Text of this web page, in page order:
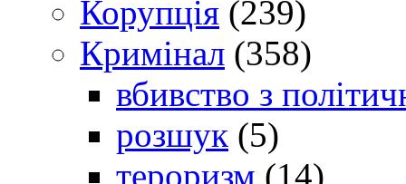
Корупція (239)
Кримінал (358)
вбивство з
розшук (5)
тероризм (14)